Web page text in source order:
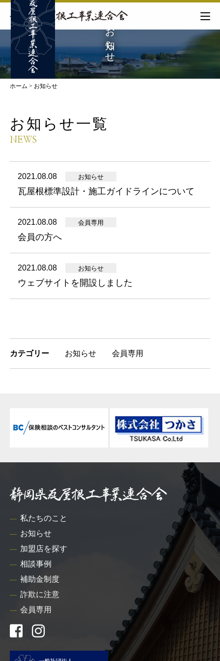
お知らせ
ホーム > お知らせ
お知らせ一覧
NEWS
2021.08.08 お知らせ
瓦屋根標準設計・施工ガイドラインについて
2021.08.08 会員専用
会員の方へ
2021.08.08 お知らせ
ウェブサイトを開設しました
カテゴリー お知らせ 会員専用
私たちのこと
お知らせ
加盟店を探す
相談事例
補助金制度
詐欺に注意
会員専用